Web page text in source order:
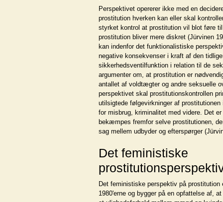
Perspektivet opererer ikke med en
prostitution hverken kan eller skal
styrket kontrol at prostitution vil blot føre
prostitution bliver mere diskret (Jürvinen
kan indenfor det funktionalistiske
negative konsekvenser i kraft af den
sikkerhedsventilfunktion i relation til de
argumenter om, at prostitution er
antallet af voldtægter og andre seksuelle
perspektivet skal prostitutionskontrollen
utilsigtede følgevirkninger af
for misbrug, kriminalitet med videre. Det
bekæmpes fremfor selve prostitutionen,
sag mellem udbyder og efterspørger
Det feministiske
Det feministiske perspektiv på
1980'erne og bygger på en opfattelse af,